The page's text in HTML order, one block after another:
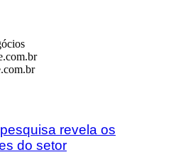
revela os
do setor